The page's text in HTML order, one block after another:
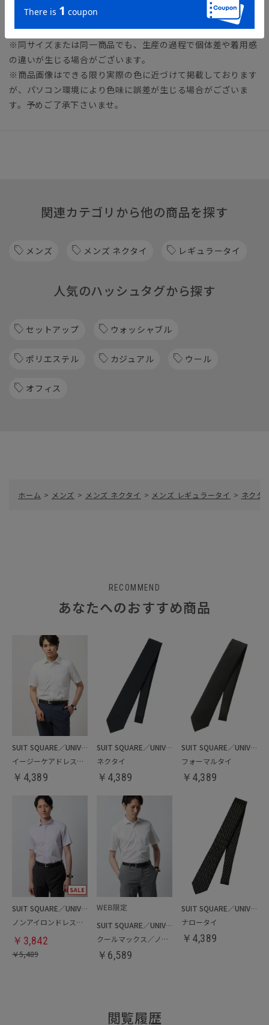
※商品の仕上がりサイズ（出来上がり寸法）は上記のサイズ表
をご覧下さい。
※同サイズまたは同一商品でも、生産の過程で個体差や着用感
の違いが生じる場合がございます。
※商品画像はできる限り実際の色に近づけて掲載しております
が、パソコン環境により色味に誤差が生じる場合がございま
す。予めご了承下さいませ。
関連カテゴリから他の商品を探す
メンズ メンズ ネクタイ レギュラータイ
人気のハッシュタグから探す
セットアップ ウォッシャブル
ポリエステル カジュアル ウール
オフィス
ホーム > メンズ > メンズ ネクタイ > メンズ レギュラータイ > ネクタ
RECOMMEND
あなたへのおすすめ商品
SUIT SQUARE／UNIVERSAL LANGUAGE
イージーケアドレスシャツ
￥ 4,389
SUIT SQUARE／UNIVERSAL LANGUAGE
ネクタイ
￥ 4,389
SUIT SQUARE／UNIVERSAL LANGUAGE
フォーマルタイ
￥ 4,389
SUIT SQUARE／UNIVERSAL LANGUAGE
ノンアイロンドレスシャツ
￥ 3,842
￥5,489
SUIT SQUARE／UNIVERSAL LANGUAGE
クールマックス／ノンアイロンドレスシャツ
￥ 6,589
SUIT SQUARE／UNIVERSAL LANGUAGE
ナロータイ
￥ 4,389
閲覧履歴